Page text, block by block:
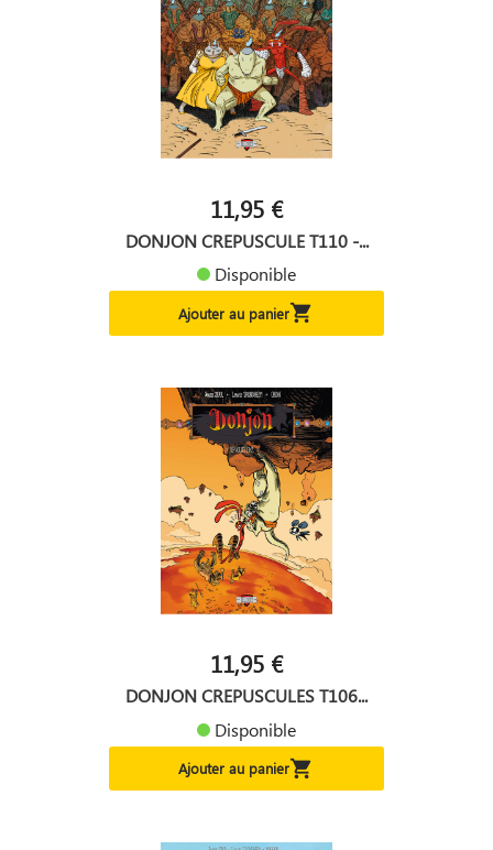
11,95 €
DONJON CREPUSCULE T110 -...
Disponible
Ajouter au panier
11,95 €
DONJON CREPUSCULES T106...
Disponible
Ajouter au panier